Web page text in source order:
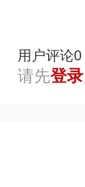
用户评论0
请先登录